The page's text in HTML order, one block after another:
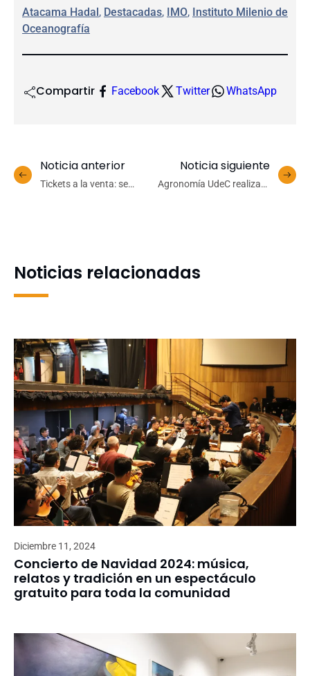
Atacama Hadal, Destacadas, IMO, Instituto Milenio de
Oceanografía
Compartir Facebook Twitter WhatsApp
Noticia anterior
Tickets a la venta: se
Noticia siguiente
Agronomía UdeC realizará
Noticias relacionadas
Diciembre 11, 2024
Concierto de Navidad 2024: música,
relatos y tradición en un espectáculo
gratuito para toda la comunidad